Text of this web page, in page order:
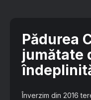
Pădurea
jumătate
Înverzim din 2016